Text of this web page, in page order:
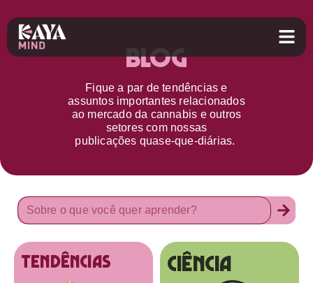
Blog
Fique a par detendências e
assuntos importantes relacionados
ao mercado da cannabis e outros
setorescom nossas
publicações quase-que-diárias.
tendências Ciência